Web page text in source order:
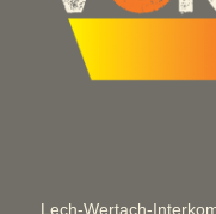
Lech-Wertach-